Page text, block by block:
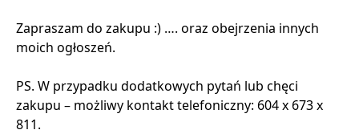
Zapraszam do zakupu :) …. oraz obejrzenia innych
moich ogłoszeń.
PS. W przypadku dodatkowych pytań lub chęci
zakupu – możliwy kontakt telefoniczny: 604 x 673 x